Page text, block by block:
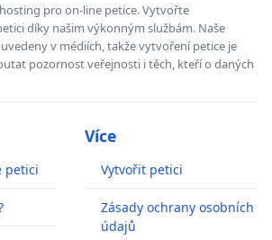
pro on-line petice. Vytvořte
díky našim výkonným službám. Naše
v médiích, takže vytvoření petice je
pozornost veřejnosti i těch, kteří o daných
petici
Více
Vytvořit petici
Zásady ochrany osobních
údajů